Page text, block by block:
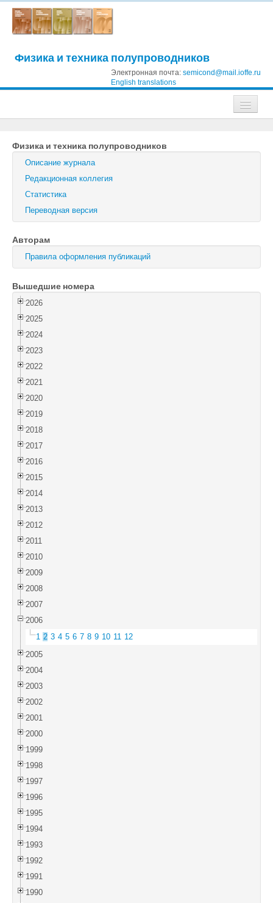
Физика и техника полупроводников
Электронная почта: semicond@mail.ioffe.ru
English translations
Журнал технической физики
Письма в Журнал технической физики
Физика твердого тела
Физика и техника полупроводников
Оптика и спектроскопия
Поиск
Войти
Физика и техника полупроводников
Описание журнала
Редакционная коллегия
Статистика
Переводная версия
Авторам
Правила оформления публикаций
Вышедшие номера
2026
2025
2024
2023
2022
2021
2020
2019
2018
2017
2016
2015
2014
2013
2012
2011
2010
2009
2008
2007
2006
1 2 3 4 5 6 7 8 9 10 11 12
2005
2004
2003
2002
2001
2000
1999
1998
1997
1996
1995
1994
1993
1992
1991
1990